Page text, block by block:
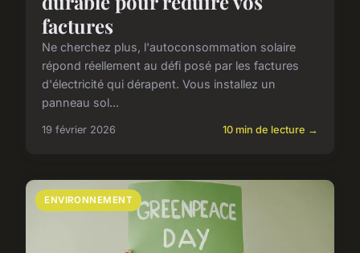
factures
Ne cherchez plus, l'autoconsommation solaire
répond réellement au défi posé par les factures
d'électricité qui dérapent. Vous installez un
panneau sol...
19 février 2026 10 min de lecture →
ENVIRONNEMENT